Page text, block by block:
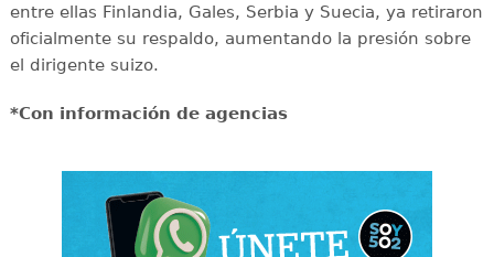
entre ellas Finlandia, Gales, Serbia y Suecia, ya retiraron
oficialmente su respaldo, aumentando la presión sobre
el dirigente suizo.
*Con información de agencias